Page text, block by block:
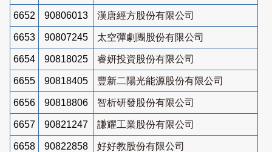
6652 90806013 漢唐經方股份有限公司
6653 90807245 太空彈劇團股份有限公司
6654 90818025 睿妍投資股份有限公司
6655 90818405 豐新二陽光能源股份有限公司
6656 90818806 智析研發股份有限公司
6657 90821247 謙耀工業股份有限公司
6658 90822858 好好教股份有限公司